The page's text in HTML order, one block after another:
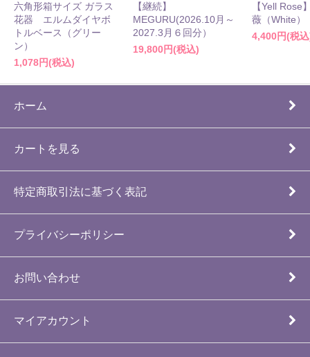
六角形箱サイズ ガラス
花器 エルムダイヤボ
トルベース（グリー
ン）
1,078円(税込)
【継続】
MEGURU(2026.10月～
2027.3月６回分）
19,800円(税込)
【Yell Rose
薇（White）
4,400円(税
ホーム
カートを見る
特定商取引法に基づく表記
プライバシーポリシー
お問い合わせ
マイアカウント